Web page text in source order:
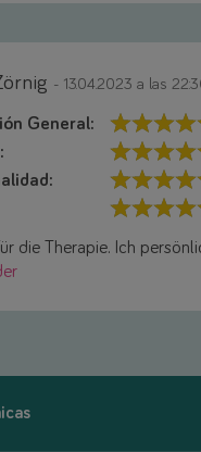
- 13.04.2023 a las
General:
die Therapie. Ich